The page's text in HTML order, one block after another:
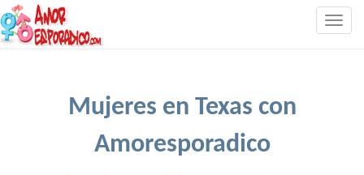
Mujeres en Texas con
Amoresporadico